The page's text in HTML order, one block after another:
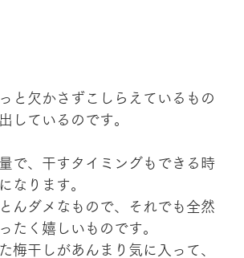
と欠かさずこしらえているもの
しているのです。
で、干すタイミングもできる時
なります。
んダメなもので、それでも全然
たく嬉しいものです。
梅干しがあんまり気に入って、